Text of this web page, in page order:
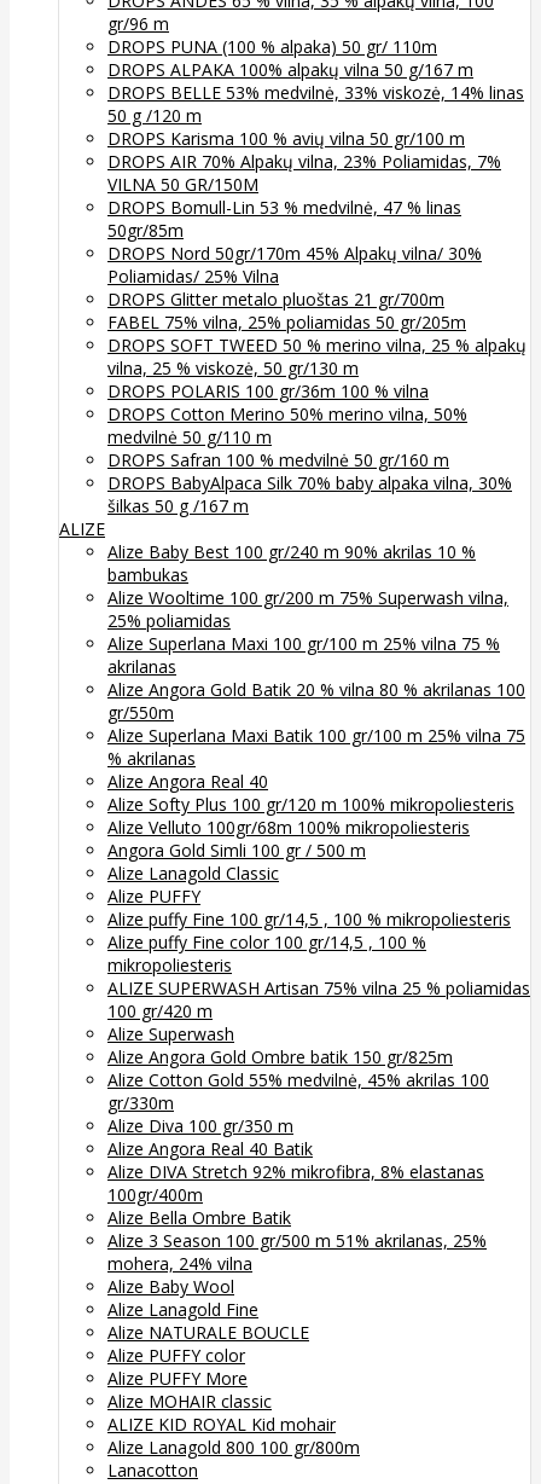
gr/96 m
DROPS PUNA (100 % alpaka) 50 gr/ 110m
DROPS ALPAKA 100% alpakų vilna 50 g/167 m
DROPS BELLE 53% medvilnė, 33% viskozė, 14% linas
50 g /120 m
DROPS Karisma 100 % avių vilna 50 gr/100 m
DROPS AIR 70% Alpakų vilna, 23% Poliamidas, 7%
VILNA 50 GR/150M
DROPS Bomull-Lin 53 % medvilnė, 47 % linas
50gr/85m
DROPS Nord 50gr/170m 45% Alpakų vilna/ 30%
Poliamidas/ 25% Vilna
DROPS Glitter metalo pluoštas 21 gr/700m
FABEL 75% vilna, 25% poliamidas 50 gr/205m
DROPS SOFT TWEED 50 % merino vilna, 25 % alpakų
vilna, 25 % viskozė, 50 gr/130 m
DROPS POLARIS 100 gr/36m 100 % vilna
DROPS Cotton Merino 50% merino vilna, 50%
medvilnė 50 g/110 m
DROPS Safran 100 % medvilnė 50 gr/160 m
DROPS BabyAlpaca Silk 70% baby alpaka vilna, 30%
šilkas 50 g /167 m
ALIZE
Alize Baby Best 100 gr/240 m 90% akrilas 10 %
bambukas
Alize Wooltime 100 gr/200 m 75% Superwash vilna,
25% poliamidas
Alize Superlana Maxi 100 gr/100 m 25% vilna 75 %
akrilanas
Alize Angora Gold Batik 20 % vilna 80 % akrilanas 100
gr/550m
Alize Superlana Maxi Batik 100 gr/100 m 25% vilna 75
% akrilanas
Alize Angora Real 40
Alize Softy Plus 100 gr/120 m 100% mikropoliesteris
Alize Velluto 100gr/68m 100% mikropoliesteris
Angora Gold Simli 100 gr / 500 m
Alize Lanagold Classic
Alize PUFFY
Alize puffy Fine 100 gr/14,5 , 100 % mikropoliesteris
Alize puffy Fine color 100 gr/14,5 , 100 %
mikropoliesteris
ALIZE SUPERWASH Artisan 75% vilna 25 % poliamidas
100 gr/420 m
Alize Superwash
Alize Angora Gold Ombre batik 150 gr/825m
Alize Cotton Gold 55% medvilnė, 45% akrilas 100
gr/330m
Alize Diva 100 gr/350 m
Alize Angora Real 40 Batik
Alize DIVA Stretch 92% mikrofibra, 8% elastanas
100gr/400m
Alize Bella Ombre Batik
Alize 3 Season 100 gr/500 m 51% akrilanas, 25%
mohera, 24% vilna
Alize Baby Wool
Alize Lanagold Fine
Alize NATURALE BOUCLE
Alize PUFFY color
Alize PUFFY More
Alize MOHAIR classic
ALIZE KID ROYAL Kid mohair
Alize Lanagold 800 100 gr/800m
Lanacotton